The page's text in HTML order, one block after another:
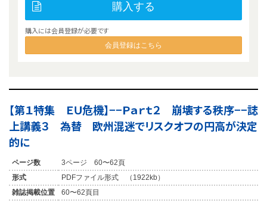
購入する
購入には会員登録が必要です
会員登録はこちら
【第１特集 ＥＵ危機】−−Ｐａｒｔ２ 崩壊する秩序−−誌
上講義３ 為替 欧州混迷でリスクオフの円高が決定
的に
ページ数
3ページ 60〜62頁
形式
PDFファイル形式 （1922kb）
雑誌掲載位置
60〜62頁目